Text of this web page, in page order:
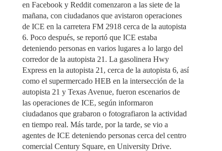
en Facebook y Reddit comenzaron a las siete de la
mañana, con ciudadanos que avistaron operaciones
de ICE en la carretera FM 2918 cerca de la autopista
6. Poco después, se reportó que ICE estaba
deteniendo personas en varios lugares a lo largo del
corredor de la autopista 21. La gasolinera Hwy
Express en la autopista 21, cerca de la autopista 6, así
como el supermercado HEB en la intersección de la
autopista 21 y Texas Avenue, fueron escenarios de
las operaciones de ICE, según informaron
ciudadanos que grabaron o fotografiaron la actividad
en tiempo real. Más tarde, por la tarde, se vio a
agentes de ICE deteniendo personas cerca del centro
comercial Century Square, en University Drive.